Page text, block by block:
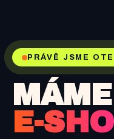
PRÁVĚ JSME
E-